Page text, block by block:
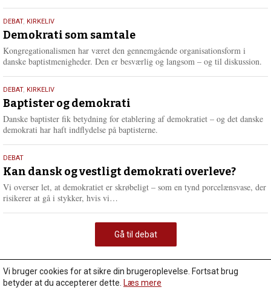
18.
maj
2026
DEBAT, KIRKELIV
Demokrati som samtale
Kongregationalismen har været den gennemgående organisationsform i
danske baptistmenigheder. Den er besværlig og langsom – og til diskussion.
18.
maj
2026
DEBAT, KIRKELIV
Baptister og demokrati
Danske baptister fik betydning for etablering af demokratiet – og det danske
demokrati har haft indflydelse på baptisterne.
18.
maj
2026
DEBAT
Kan dansk og vestligt demokrati overleve?
Vi overser let, at demokratiet er skrøbeligt – som en tynd porcelænsvase, der
risikerer at gå i stykker, hvis vi…
m
e
e
Gå til debat
Vi bruger cookies for at sikre din brugeroplevelse. Fortsat brug
betyder at du accepterer dette. Læs mere